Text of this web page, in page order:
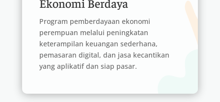
Program pemberdayaan ekonomi
perempuan melalui peningkatan
keterampilan keuangan sederhana,
pemasaran digital, dan jasa kecantikan
yang aplikatif dan siap pasar.